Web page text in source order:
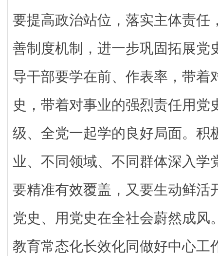
要提高政治站位，落实主体责任
善制度机制，进一步巩固拓展党
导干部要学在前、作表率，带着
史，带着对事业的强烈责任用党
级、全党一起学的良好局面。积
业、不同领域、不同群体深入学
要精准有效覆盖，又要生动鲜活
党史、用党史在全社会蔚然成风
教育常态化长效化同做好中心工